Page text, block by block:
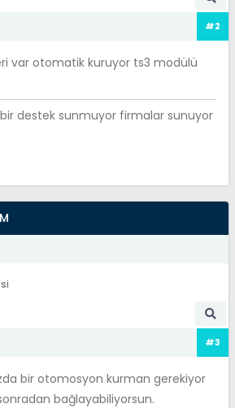
#2
var otomatik kuruyor ts3 modülü
destek sunmuyor firmalar sunuyor
#3
bir otomosyon kurman gerekiyor
bağlayabiliyorsun.